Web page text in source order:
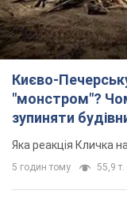
Києво-
"монстром"?
зупиняти
"московського
Яка реакція Кличка
5 годин тому 55,9 т.